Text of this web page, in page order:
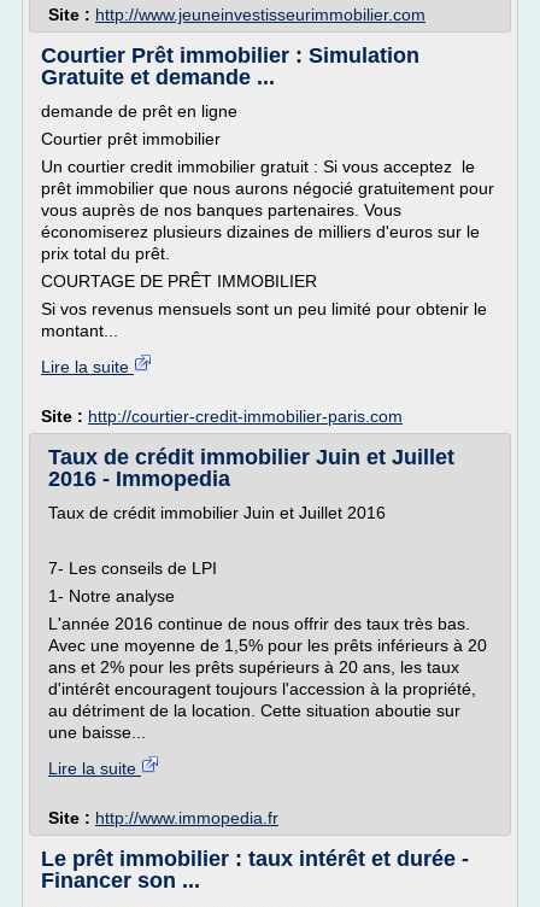
Site : http://www.jeuneinvestisseurimmobilier.com
Courtier Prêt immobilier : Simulation
Gratuite et demande ...
demande de prêt en ligne
Courtier prêt immobilier
Un courtier credit immobilier gratuit : Si vous acceptez le
prêt immobilier que nous aurons négocié gratuitement pour
vous auprès de nos banques partenaires. Vous
économiserez plusieurs dizaines de milliers d'euros sur le
prix total du prêt.
COURTAGE DE PRÊT IMMOBILIER
Si vos revenus mensuels sont un peu limité pour obtenir le
montant...
Lire la suite
Site : http://courtier-credit-immobilier-paris.com
Taux de crédit immobilier Juin et Juillet
2016 - Immopedia
Taux de crédit immobilier Juin et Juillet 2016
7- Les conseils de LPI
1- Notre analyse
L'année 2016 continue de nous offrir des taux très bas.
Avec une moyenne de 1,5% pour les prêts inférieurs à 20
ans et 2% pour les prêts supérieurs à 20 ans, les taux
d'intérêt encouragent toujours l'accession à la propriété,
au détriment de la location. Cette situation aboutie sur
une baisse...
Lire la suite
Site : http://www.immopedia.fr
Le prêt immobilier : taux intérêt et durée -
Financer son ...